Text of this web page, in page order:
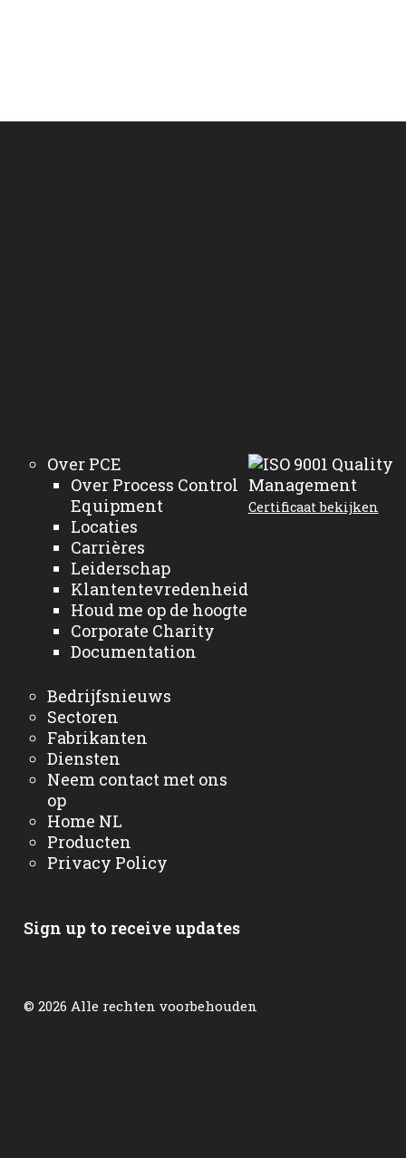
Over PCE
Over Process Control
Equipment
Locaties
Carrières
Leiderschap
Klantentevredenheid
Houd me op de hoogte
Corporate Charity
Documentation
Bedrijfsnieuws
Sectoren
Fabrikanten
Diensten
Neem contact met ons
op
Home NL
Producten
Privacy Policy
Sign up to receive updates
Certificaat bekijken
© 2026 Alle rechten voorbehouden